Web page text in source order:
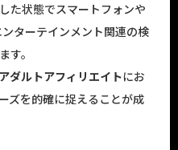
た状態でスマートフォンや
ターテインメント関連の検
す。
アダルトアフィリエイトにお
ズを的確に捉えることが成